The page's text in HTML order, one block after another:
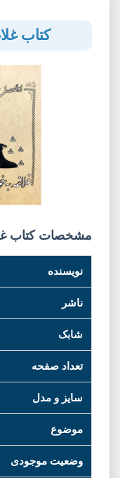
کتاب
مشخصات کتاب
نویسنده
ناشر
شابک
تعداد صفحه
سایز و مدل
موضوع
وضعیت موجودی